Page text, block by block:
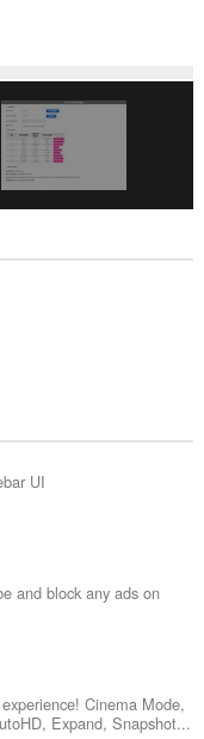
UI
and block any ads on
Cinema Mode,
Expand, Snapshot...